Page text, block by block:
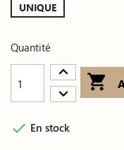
UNIQUE
Quantité

 En stock